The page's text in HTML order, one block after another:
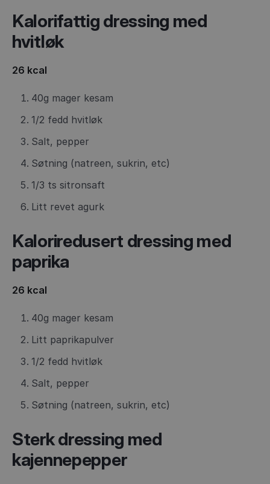
Kalorifattig dressing med
hvitløk
26 kcal
40g mager kesam
1/2 fedd hvitløk
Salt, pepper
Søtning (natreen, sukrin, etc)
1/3 ts sitronsaft
Litt revet agurk
Kaloriredusert dressing med
paprika
26 kcal
40g mager kesam
Litt paprikapulver
1/2 fedd hvitløk
Salt, pepper
Søtning (natreen, sukrin, etc)
Sterk dressing med
kajennepepper